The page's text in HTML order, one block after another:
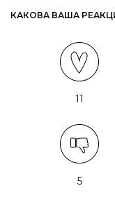
КАКОВА ВАША
11
5